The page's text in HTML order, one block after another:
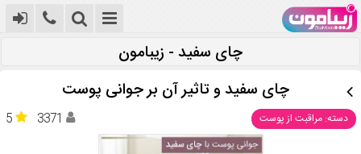
چای سفید - زیبامون
چای سفید و تاثیر آن بر جوانی پوست
دسته: مراقبت از پوست 5 3371